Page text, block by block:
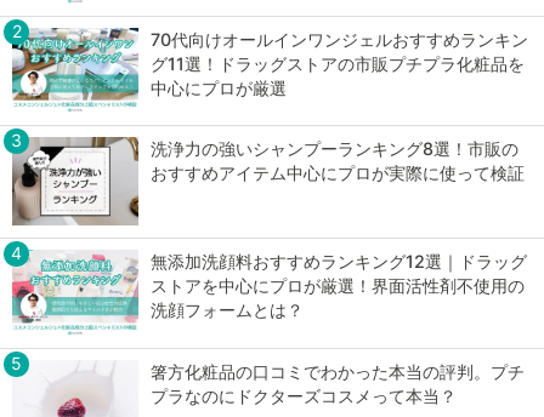
2
70代向けオールインワンジェルおすすめランキン
グ11選！ドラッグストアの市販プチプラ化粧品を
中心にプロが厳選
3
洗浄力の強いシャンプーランキング8選！市販の
おすすめアイテム中心にプロが実際に使って検証
4
無添加洗顔料おすすめランキング12選｜ドラッグ
ストアを中心にプロが厳選！界面活性剤不使用の
洗顔フォームとは？
5
箸方化粧品の口コミでわかった本当の評判。プチ
プラなのにドクターズコスメって本当？